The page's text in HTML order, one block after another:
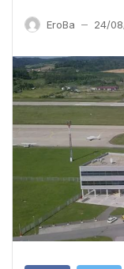
EroBa — 24/